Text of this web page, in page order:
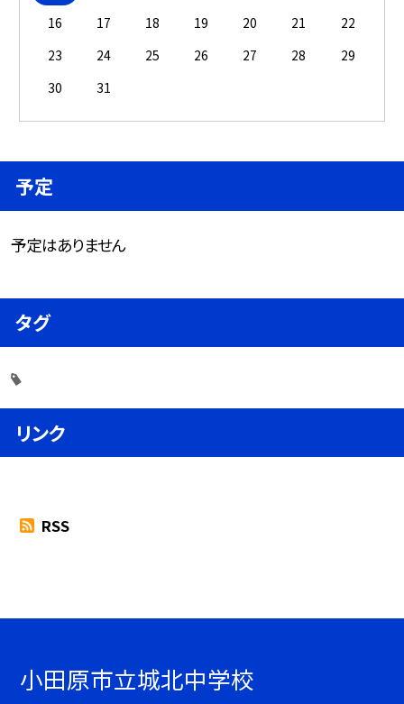
16
17 18 19 20 21
22
23
24 25 26 27 28
29
30
31
予定
予定はありません
タグ
リンク
RSS
小田原市立城北中学校